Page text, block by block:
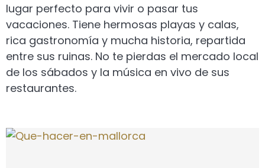
lugar perfecto para vivir o pasar tus
vacaciones. Tiene hermosas playas y calas,
rica gastronomía y mucha historia, repartida
entre sus ruinas. No te pierdas el mercado local
de los sábados y la música en vivo de sus
restaurantes.